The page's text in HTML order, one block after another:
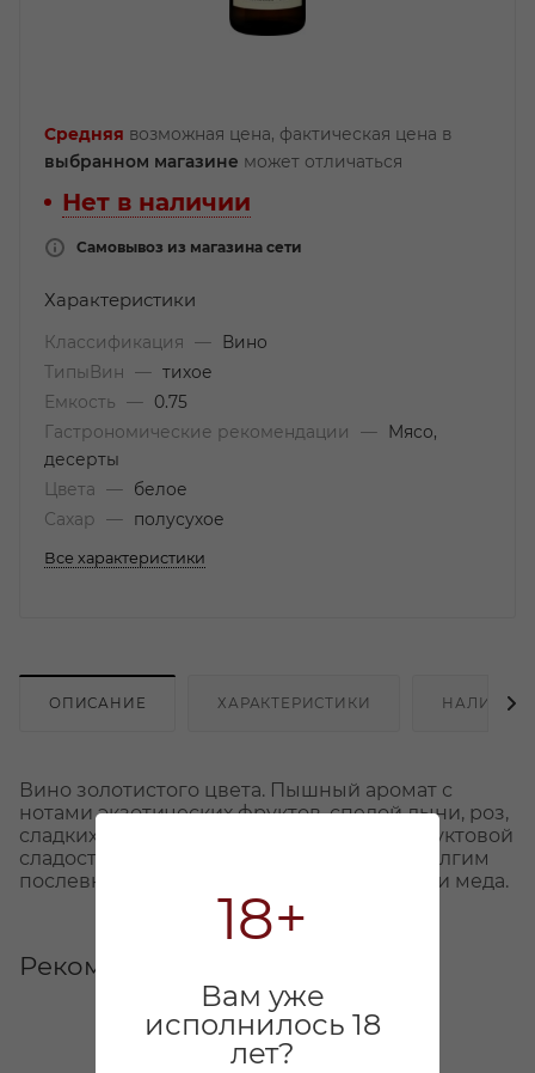
18+
Вам уже
исполнилось 18
лет?
Средняя возможная цена, фактическая цена в
выбранном магазине может отличаться
Нет в наличии
Самовывоз из магазина сети
Характеристики
Классификация —
Вино
ТипыВин
— тихое
Емкость
—
0.75
Гастрономические рекомендации
—
Мясо,
десерты
Цвета
—
белое
Сахар
— полусухое
Все характеристики
ОПИСАНИЕ ХАРАКТЕРИСТИКИ НАЛИЧИЕ
Вино золотистого цвета. Пышный аромат с
нотами экзотических фруктов, спелой дыни, роз,
сладких специй. Яркий вкус с щедрой фруктовой
сладостью, умеренной кислотностью и долгим
послевкусием с доминантой личи, манго и меда.
Рекомендуем